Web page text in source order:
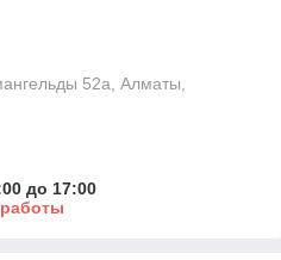
52а, Алматы,
до 17:00